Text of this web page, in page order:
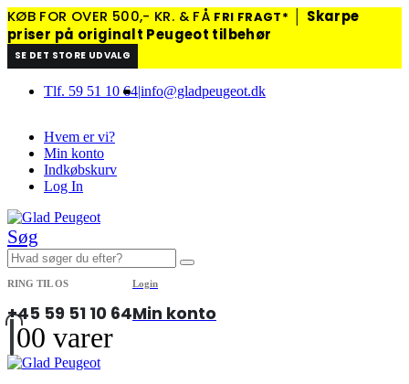
KØB FOR OVER 500,- KR. & FÅ FRI FRAGT*
Skarpe
priser på originalt Peugeot tilbehør
SE DET STORE UDVALG
Tlf. 59 51 10 64|info@gladpeugeot.dk
Hvem er vi?
Min konto
Indkøbskurv
Log In
Søg
RING TIL OS
+45 59 51 10 64
Login
Min konto
00 varer